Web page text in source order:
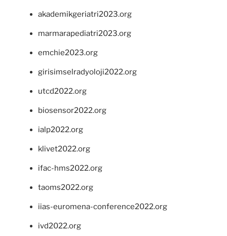
akademikgeriatri2023.org
marmarapediatri2023.org
emchie2023.org
girisimselradyoloji2022.org
utcd2022.org
biosensor2022.org
ialp2022.org
klivet2022.org
ifac-hms2022.org
taoms2022.org
iias-euromena-conference2022.org
ivd2022.org